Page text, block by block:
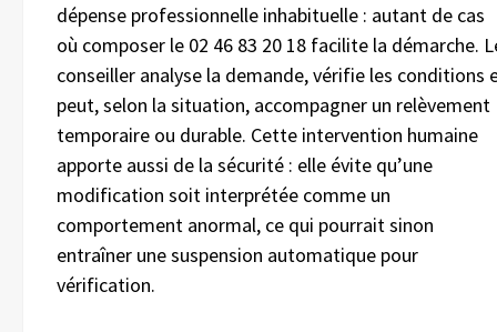
dépense professionnelle inhabituelle : autant de cas
où composer le 02 46 83 20 18 facilite la démarche.
conseiller analyse la demande, vérifie les conditions
peut, selon la situation, accompagner un relèvement
temporaire ou durable. Cette intervention humaine
apporte aussi de la sécurité : elle évite qu’une
modification soit interprétée comme un
comportement anormal, ce qui pourrait sinon
entraîner une suspension automatique pour
vérification.